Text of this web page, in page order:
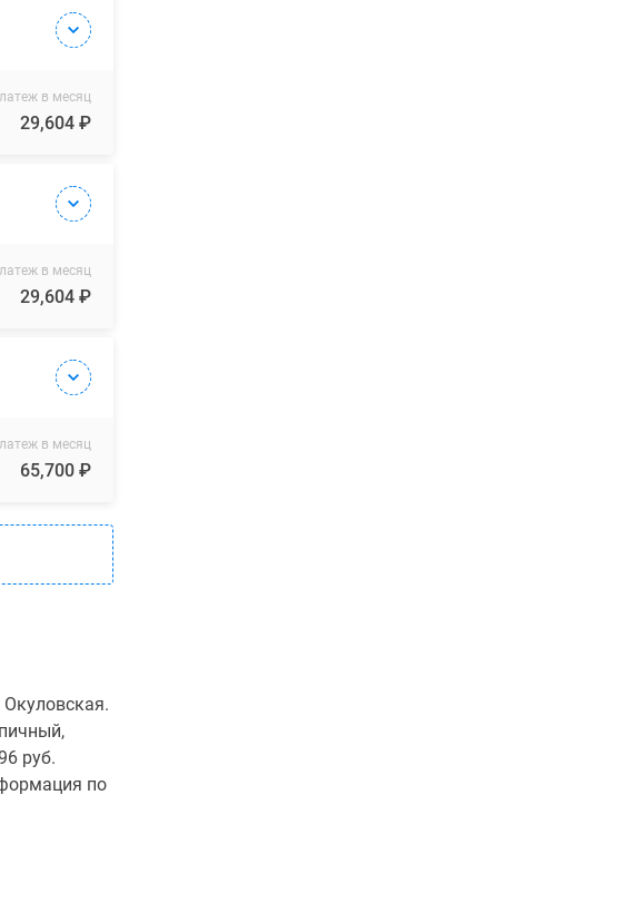
в месяц
29,604 ₽
в месяц
29,604 ₽
в месяц
65,700 ₽
руб.
по